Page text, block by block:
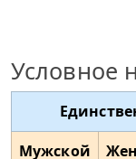
Условное
Мужской